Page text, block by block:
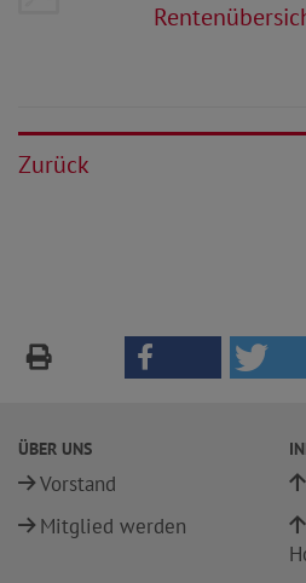
Zurück
ÜBER UNS
Vorstand
Mitglied werden